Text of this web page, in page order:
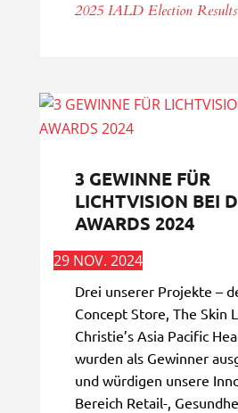
2025 IALD Election Results
3 GEWINNE FÜR
LICHTVISION BEI
AWARDS 2024
29 NOV. 2024
Drei unserer Projekte –
Concept Store, The Skin
Christie’s Asia Pacific
wurden als Gewinner
und würdigen unsere
Bereich Retail-,